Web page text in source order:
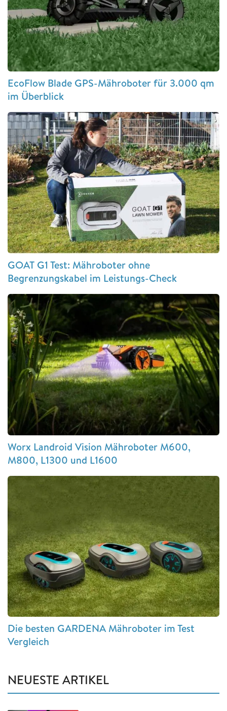
EcoFlow Blade GPS-Mähroboter für 3.000 qm
im Überblick
GOAT G1 Test: Mähroboter ohne
Begrenzungskabel im Leistungs-Check
Worx Landroid Vision Mähroboter M600,
M800, L1300 und L1600
Die besten GARDENA Mähroboter im Test
Vergleich
NEUESTE ARTIKEL